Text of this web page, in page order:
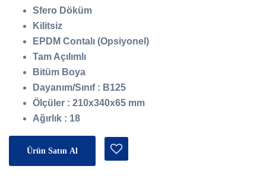
Sfero Döküm
Kilitsiz
EPDM Contalı (Opsiyonel)
Tam Açılımlı
Bitüm Boya
Dayanım/Sınıf : B125
Ölçüler : 210x340x65 mm
Ağırlık : 18
Ürün Satın Al